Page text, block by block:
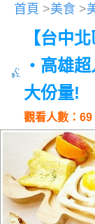
首頁 >美食 >
【台中
‧高雄超
大份量!
觀看人數：69